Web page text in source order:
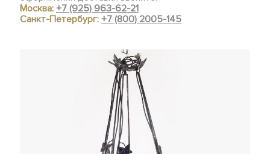
Москва:+7 (925) 963-62-21
Санкт-Петербург:+7 (800) 2005-145